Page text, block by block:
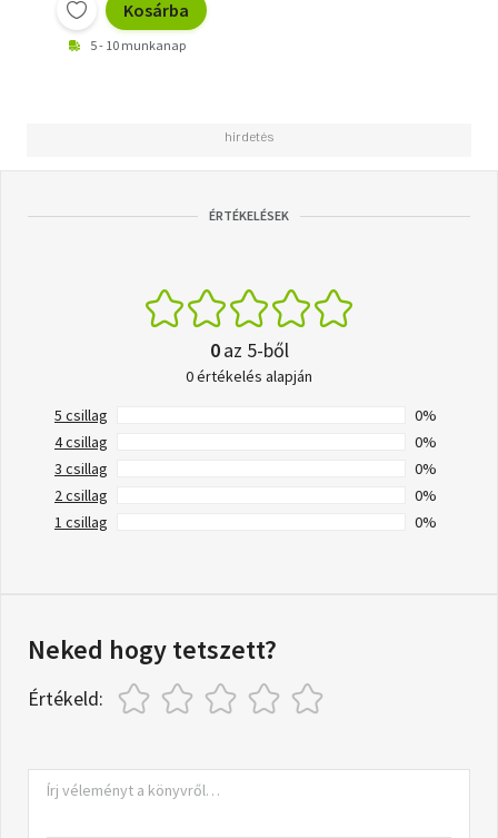
Kosárba
5 - 10 munkanap
ÉRTÉKELÉSEK
0az 5-ből
0 értékelés alapján
5 csillag
0%
4 csillag
0%
3 csillag
0%
2 csillag
0%
1 csillag
0%
Neked hogy tetszett?
Értékeld: